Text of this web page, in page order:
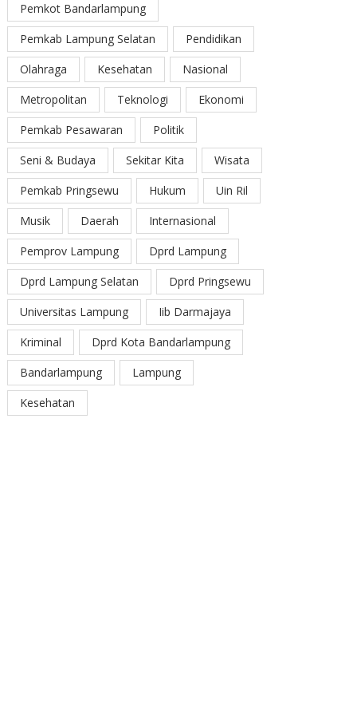
Pemkot Bandarlampung
Pemkab Lampung Selatan
Pendidikan
Olahraga
Kesehatan
Nasional
Metropolitan
Teknologi
Ekonomi
Pemkab Pesawaran
Politik
Seni & Budaya
Sekitar Kita
Wisata
Pemkab Pringsewu
Hukum
Uin Ril
Musik
Daerah
Internasional
Pemprov Lampung
Dprd Lampung
Dprd Lampung Selatan
Dprd Pringsewu
Universitas Lampung
Iib Darmajaya
Kriminal
Dprd Kota Bandarlampung
Bandarlampung
Lampung
Kesehatan